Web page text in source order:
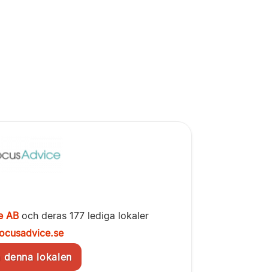
ABoch deras 177 lediga lokaler
lokalen